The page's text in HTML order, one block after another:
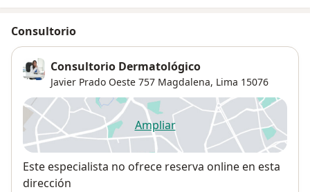
Consultorio
Consultorio Dermatológico
Javier Prado Oeste 757 Magdalena, Lima 15076
Ampliarse abre en una nueva
Disponibilidad
Este especialista no ofrece reserva online en esta
dirección